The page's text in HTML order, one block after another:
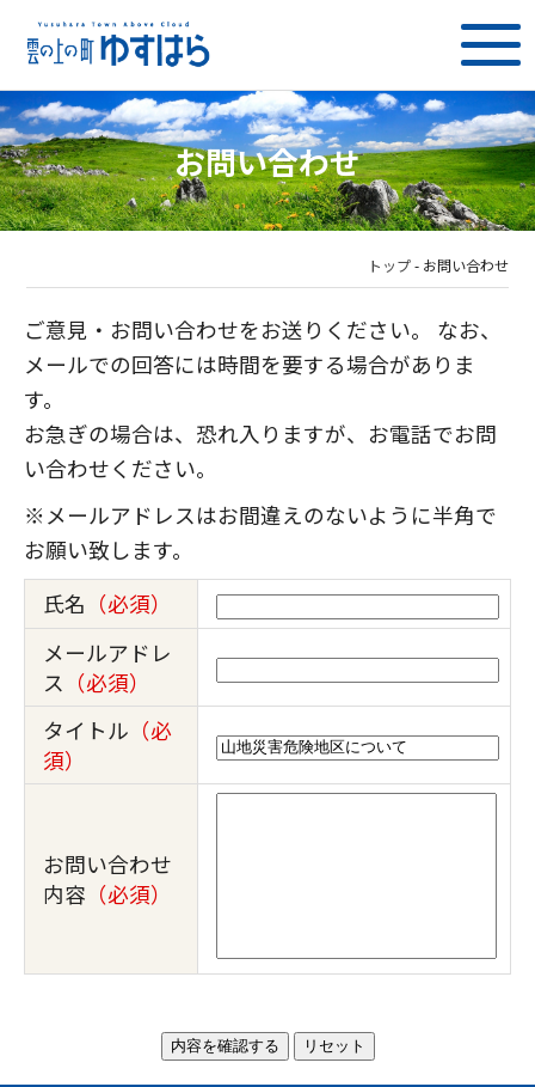
お問い合わせ
トップ - お問い合わせ
ご意見・お問い合わせをお送りください。 なお、
メールでの回答には時間を要する場合がありま
す。
お急ぎの場合は、恐れ入りますが、お電話でお問
い合わせください。
※メールアドレスはお間違えのないように半角で
お願い致します。
氏名 （必須）
メールアドレ
ス （必須）
タイトル （必
須）
お問い合わせ
内容 （必須）